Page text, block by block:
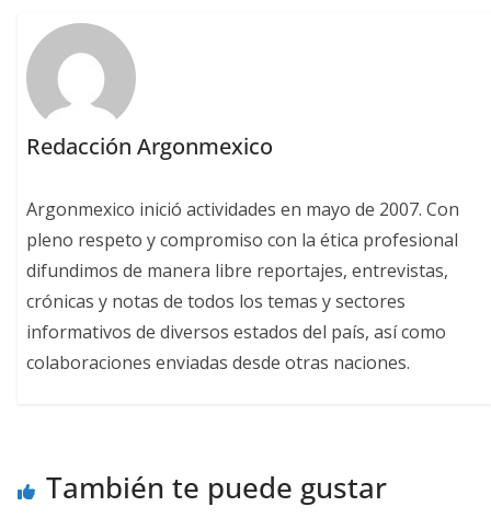
Redacción Argonmexico
Argonmexico inició actividades en mayo de 2007. Con
pleno respeto y compromiso con la ética profesional
difundimos de manera libre reportajes, entrevistas,
crónicas y notas de todos los temas y sectores
informativos de diversos estados del país, así como
colaboraciones enviadas desde otras naciones.
También te puede gustar